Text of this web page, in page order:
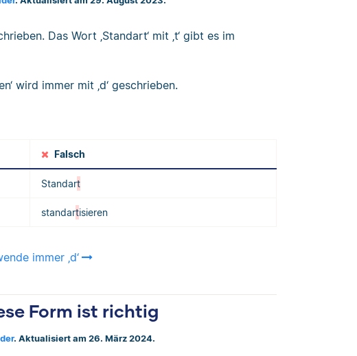
Das Wort ‚Standart‘ mit ‚t‘ gibt es im
wird immer mit ‚d‘ geschrieben.
Falsch
Standart
standartisieren
immer ‚d‘
Form ist richtig
. Aktualisiert am 26. März 2024.